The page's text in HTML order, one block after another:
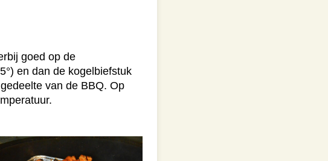
goed op de
en dan de kogelbiefstuk
van de BBQ. Op